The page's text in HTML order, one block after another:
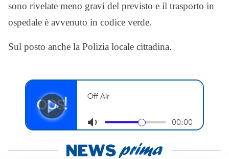
sono rivelate meno gravi del previsto e il trasporto in
ospedale è avvenuto in codice verde.
Sul posto anche la Polizia locale cittadina.